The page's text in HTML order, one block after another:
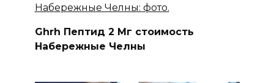
Ghrh Пептид 2 Мг стоимость
Набережные Челны